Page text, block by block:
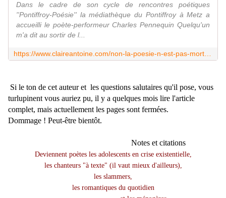
Dans le cadre de son cycle de rencontres poétiques
''Pontiffroy-Poésie'' la médiathèque du Pontiffroy à Metz a
accueilli le poète-performeur Charles Pennequin Quelqu'un
m'a dit au sortir de l...
Si le ton de cet auteur et les questions salutaires qu'il pose, vous
turlupinent vous auriez pu, il y a quelques mois lire l'article
complet, mais actuellement les pages sont fermées.
Dommage ! Peut-être bientôt.
Notes et citations
Deviennent poètes les adolescents en crise existentielle,
les chanteurs "à texte" (il vaut mieux d'ailleurs),
les slammers,
les romantiques du quotidien